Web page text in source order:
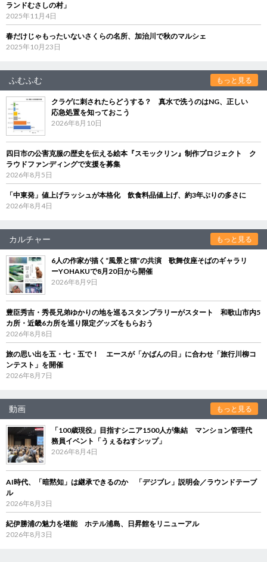
ランドむさしの村」
2025年11月4日
春だけじゃもったいないさくらの名所、加治川で秋のマルシェ
2025年10月23日
ふむふむ もっと見る
クラゲに刺されたらどうする？ 真水で洗うのはNG、正しい
応急処置を知っておこう
2026年8月10日
四日市の公害克服の歴史を伝える絵本『スモックリン』制作プロジェクト ク
ラウドファンディングで支援を募集
2026年8月5日
「中東発」値上げラッシュが本格化 飲食料品値上げ、約3年ぶりの多さに
2026年8月4日
カルチャー もっと見る
6人の作家が描く“風景と猫”の共演 歌舞伎座そばのギャラリ
ーYOHAKUで8月20日から開催
2026年8月9日
豊臣秀吉・秀長兄弟ゆかりの地を巡るスタンプラリーがスタート 和歌山市内5
カ所・近畿6カ所を巡り限定グッズをもらおう
2026年8月8日
旅の思い出を五・七・五で！ エースが「かばんの日」に合わせ「旅行川柳コ
ンテスト」を開催
2026年8月7日
動画 もっと見る
「100歳現役」目指すシニア1500人が集結 マンション管理代
務員イベント「うぇるねすシップ」
2026年8月4日
AI時代、「暗黙知」は継承できるのか 「デジブレ」説明会／ラウンドテーブ
ル
2026年8月3日
紀伊勝浦の魅力を堪能 ホテル浦島、日昇館をリニューアル
2026年8月3日